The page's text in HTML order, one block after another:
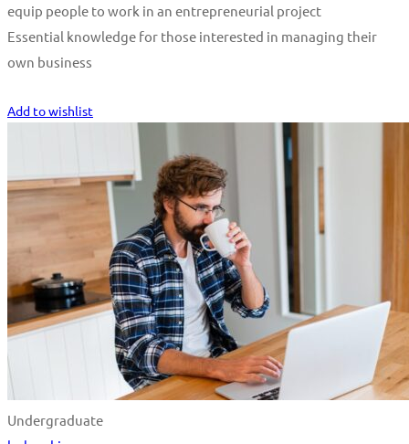
equip people to work in an entrepreneurial project
Essential knowledge for those interested in managing their
own business
Add to wishlist
Undergraduate